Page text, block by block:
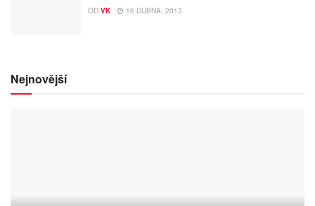
OD VK 16 DUBNA, 2013
Nejnovější